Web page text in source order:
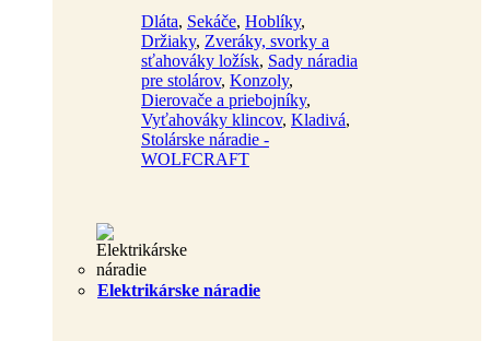
Dláta, Sekáče, Hoblíky,
Držiaky, Zveráky, svorky a
sťahováky ložísk, Sady náradia
pre stolárov, Konzoly,
Dierovače a priebojníky,
Vyťahováky klincov, Kladivá,
Stolárske náradie -
WOLFCRAFT
Elektrikárske náradie